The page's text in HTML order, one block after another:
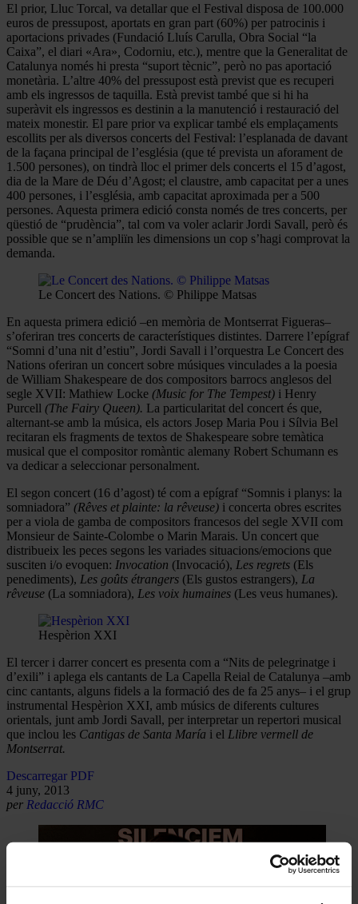
El prior, Lluc Torcal, va detallar que el Festival disposa de 100.000
euros de pressupost, aportats en gran part (60%) per patrocinis i
aportacions privades (Fundació Lluís Carulla, Obra Social “la
Caixa”, el diari «Ara» Codorniu, etc.), mentre que la Generalitat de
Catalunya només hi presta “suport tècnic”, però no pas aportació
monetària. L’altre 40% del pressupost està previst que es recuperi
amb els ingressos de taquilla. Està previst també que si hi ha
superàvit els ingressos es destinin a la manutenció i restauració del
mateix monestir. El pare prior va explicar també els emplaçaments
escollits per als diversos concerts del Festival: l’esplanada de davant
de la façana principal de l’església (que té prevista un aforament de
1.500 persones), on tindrà lloc el primer dels concerts el 15 d’agost,
dia de la Mare de Déu d’Agost; el claustre, amb capacitat per a unes
400 persones, i l’església, amb capacitat aproximada per a 500
persones. Aquesta primera edició consta només de tres concerts, per
qüestió de “prudència”, tal com va voler aclarir Jordi Savall, però és
possible que se n’ampliïn les dimensions un cop s’hagi comprovat la
demanda.
Le Concert des Nations. © Philippe Matsas
En aquesta primera edició –en memòria de Montserrat Figueras–
s’oferiran tres concerts de característiques distintes. Darrere l’epígraf
“Somni d’una nit d’estiu”, Jordi Savall i l’orquestra Le Concert des
Nations oferiran un concert sobre músiques vinculades a la poesia
de William Shakespeare de dos compositors barrocs anglesos del
segle XVII: Mathiew Locke (Music for The Tempest) i Henry
Purcell (The Fairy Queen). La particularitat del concert és que,
alternant-se amb la música, els actors Josep Maria Pou i Sílvia Bel
recitaran els fragments de textos de Shakespeare sobre temàtica
musical que el compositor romàntic alemany Robert Schumann es
va dedicar a seleccionar personalment.
El segon concert (16 d’agost) té com a epígraf “Somnis i planys: la
somniadora” (Rêves et plainte: la rêveuse) i concerta obres escrites
per a viola de gamba de compositors francesos del segle XVII com
Monsieur de Sainte-Colombe o Marin Marais. Un concert que
distribueix les peces segons les variades situacions/emocions que
susciten i/o evoquen: Invocation (Invocació), Les regrets (Els
penediments), Les goûts étrangers (Els gustos estrangers), La
rêveuse (La somniadora), Les voix humaines (Les veus humanes).
Hespèrion XXI
El tercer i darrer concert es presenta com a “Nits de pelegrinatge i
d’exili” i aplega els cantants de La Capella Reial de Catalunya –amb
cinc cantants, alguns fidels a la formació des de fa 25 anys– i el grup
instrumental Hespèrion XXI, amb músics de diferents cultures
orientals, junt amb Jordi Savall, per interpretar un repertori musical
que inclou les Cantigas de Santa María i el Llibre vermell de
Montserrat.
Descarregar PDF
4 juny, 2013
per Redacció RMC